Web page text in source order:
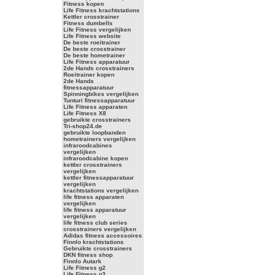
Fitness kopen
Life Fitness krachtstations
Kettler crosstrainer
Fitness dumbells
Life Fitness vergelijken
Life Fitness website
De beste roeitrainer
De beste crosstrainer
De beste hometrainer
Life Fitness apparatuur
2de Hands crosstrainers
Roeitrainer kopen
2de Hands
fitnessapparatuur
Spinningbikes vergelijken
Tunturi fitnessapparatuur
Life Fitness apparaten
Life Fitness X8
gebruikte crosstrainers
Tri-shop24.de
gebruikte loopbanden
hometrainers vergelijken
infraroodcabines
vergelijken
infraroodcabine kopen
kettler crosstrainers
vergelijken
kettler fitnessapparatuur
vergelijken
krachtstations vergelijken
life fitness apparaten
vergelijken
life fitness apparatuur
vergelijken
life fitness club series
crosstrainers vergelijken
Adidas fitness accessoires
Finnlo krachtstations
Gebruikte crosstrainers
DKN fitness shop
Finnlo Autark
Life Fitness g2